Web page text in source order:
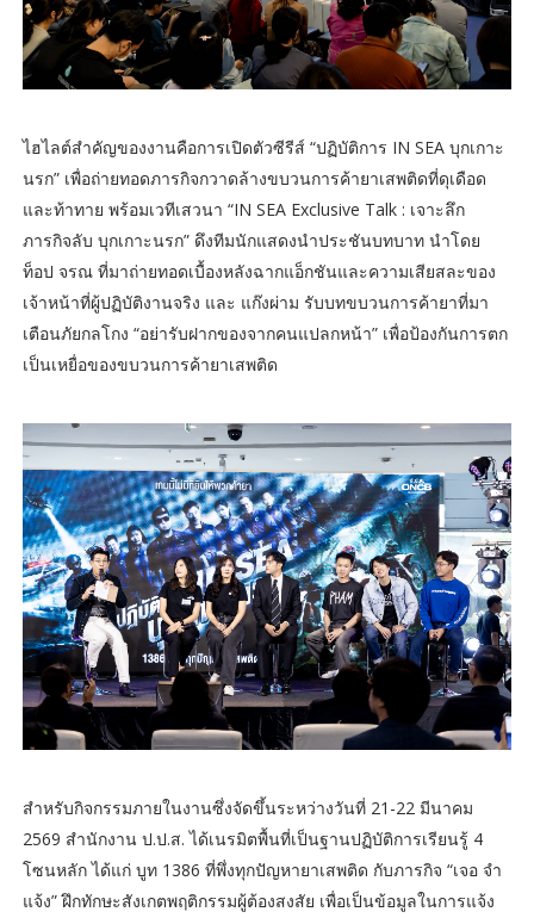
ไฮไลต์สำคัญของงานคือการเปิดตัวซีรีส์ “ปฏิบัติการ IN SEA บุกเกาะ
นรก” เพื่อถ่ายทอดภารกิจกวาดล้างขบวนการค้ายาเสพติดที่ดุเดือด
และท้าทาย พร้อมเวทีเสวนา “IN SEA Exclusive Talk : เจาะลึก
ภารกิจลับ บุกเกาะนรก” ดึงทีมนักแสดงนำประชันบทบาท นำโดย
ท็อป จรณ ที่มาถ่ายทอดเบื้องหลังฉากแอ็กชันและความเสียสละของ
เจ้าหน้าที่ผู้ปฏิบัติงานจริง และ แก๊งผ่าม รับบทขบวนการค้ายาที่มา
เตือนภัยกลโกง “อย่ารับฝากของจากคนแปลกหน้า” เพื่อป้องกันการตก
เป็นเหยื่อของขบวนการค้ายาเสพติด
สำหรับกิจกรรมภายในงานซึ่งจัดขึ้นระหว่างวันที่ 21-22 มีนาคม
2569 สำนักงาน ป.ป.ส. ได้เนรมิตพื้นที่เป็นฐานปฏิบัติการเรียนรู้ 4
โซนหลัก ได้แก่ บูท 1386 ที่พึ่งทุกปัญหายาเสพติด กับภารกิจ “เจอ จำ
แจ้ง” ฝึกทักษะสังเกตพฤติกรรมผู้ต้องสงสัย เพื่อเป็นข้อมูลในการแจ้ง